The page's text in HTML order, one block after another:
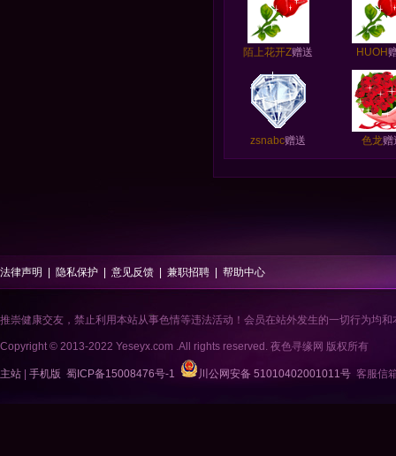
陌上花开Z赠送 HUOH
zsnabc赠送 色龙赠
法律声明 隐私保护 意见反馈 兼职招聘 帮助中心
推崇健康交友，禁止利用本站从事色情等违法活动！会员在站外发生的一切行为均
Copyright © 2013-2022 Yeseyx.com .All rights reserved. 夜色寻缘网 版权所有
主站 手机版 蜀ICP备15008476号-1 川公网安备 51010402001011号 客服信